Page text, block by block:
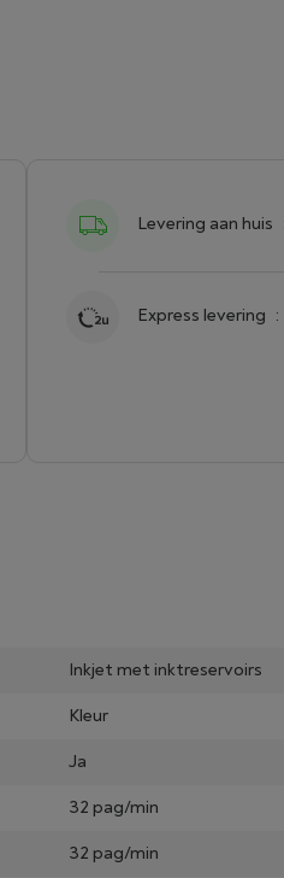
Levering aan huis
Express levering :
Inkjet met inktreservoirs
Kleur
Ja
32 pag/min
32 pag/min